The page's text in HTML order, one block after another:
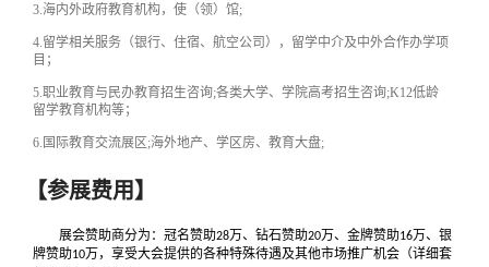
3.海内外政府教育机构，使（领）馆;
4.留学相关服务（银行、住宿、 航空公司），留学中介及中外合作办学项
目；
5.职业教育与民办教育招生咨询;各类大学、学院高考招生咨询;K12低龄
留学教育机构等；
6.国际教育交流展区;海外地产、学区房、教育大盘;
【参展费用】
展会赞助商分为： 冠名赞助28万、 钻石赞助20万、 金牌赞助16万、 银
牌赞助10万，享受大会提供的各种特殊待遇及其他市场推广机会（详细套